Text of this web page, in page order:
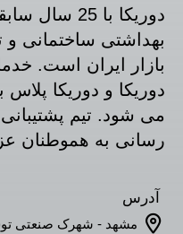
دوریکا با 25
بهداشتی ساختمانی و
دوریکا و دوریکا
می شود. تیم
رسانی به هموطنان
آدرس
مشهد - شهرک صنعتی